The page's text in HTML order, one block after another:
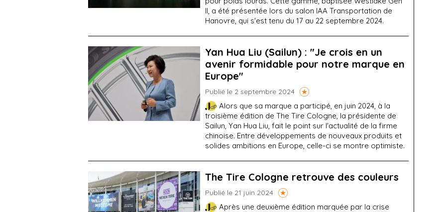
II, a été présentée lors du salon IAA Transportation de
Hanovre, qui s'est tenu du 17 au 22 septembre 2024.
Yan Hua Liu (Sailun) : "Je crois en un
avenir formidable pour notre marque en
Europe"
Publié le 2 septembre 2024
Alors que sa marque a participé, en juin 2024, à la
troisième édition de The Tire Cologne, la présidente de
Sailun, Yan Hua Liu, fait le point sur l'actualité de la firme
chinoise. Entre développements de nouveaux produits et
solides ambitions en Europe, celle-ci se montre optimiste.
The Tire Cologne retrouve des couleurs
Publié le 21 juin 2024
Après une deuxième édition marquée par la crise